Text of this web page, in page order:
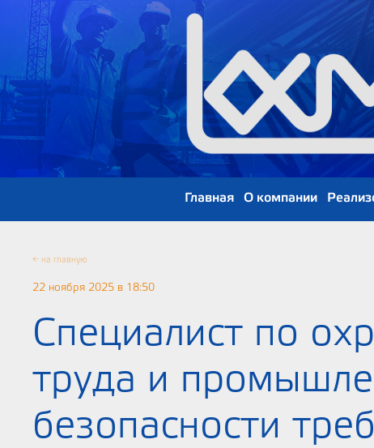
Главная О компании
← на главную
22 ноября 2025 в 18:50
Специалист по
труда и
безопасности